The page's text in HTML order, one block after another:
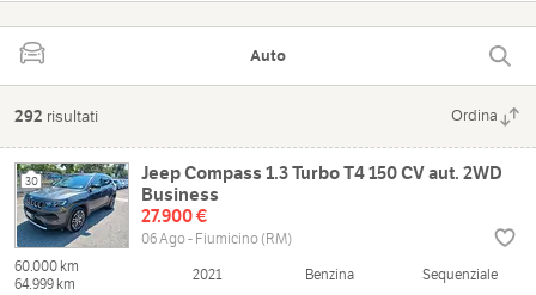
Auto
292 risultati Ordina
30
Jeep Compass 1.3 Turbo T4 150 CV aut. 2WD
Business
27.900 €
06 Ago - Fiumicino (RM)
60.000 km
64.999 km
2021 Benzina Sequenziale